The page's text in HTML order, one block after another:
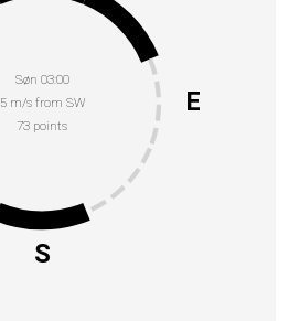
Søn 03:00
5 m/s from SW
73 points
E
S